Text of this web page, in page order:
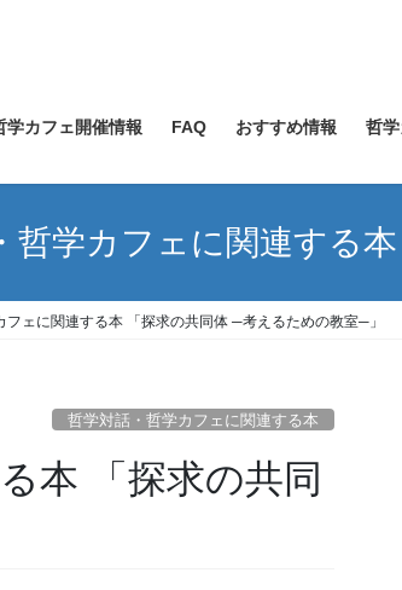
学カフェ開催情報 FAQ おすすめ情報 哲
哲学カフェに関連する本
フェに関連する本 「探求の共同体 ─考えるための教室─」
哲学対話・哲学カフェに関連する本
本 「探求の共同